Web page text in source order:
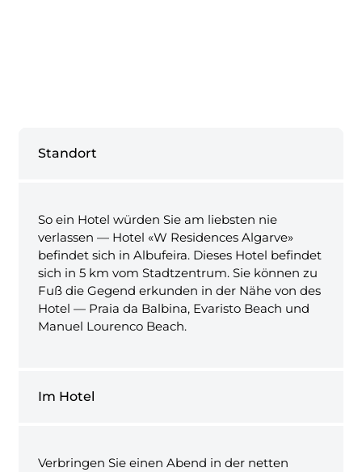
Standort
So ein Hotel würden Sie am liebsten nie
verlassen — Hotel «W Residences Algarve»
befindet sich in Albufeira. Dieses Hotel befindet
sich in 5 km vom Stadtzentrum. Sie können zu
Fuß die Gegend erkunden in der Nähe von des
Hotel — Praia da Balbina, Evaristo Beach und
Manuel Lourenco Beach.
Im Hotel
Verbringen Sie einen Abend in der netten